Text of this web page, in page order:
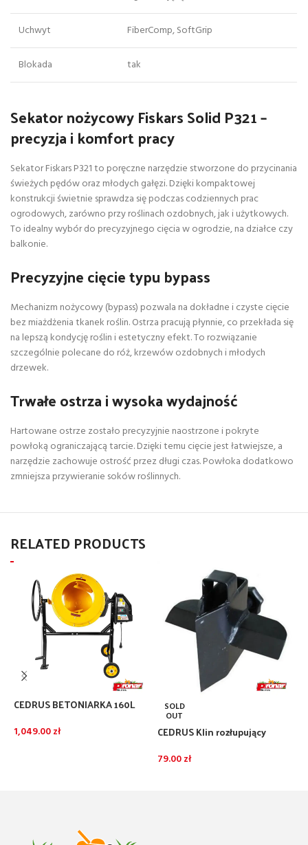
Uchwyt FiberComp, SoftGrip
Blokada tak
Sekator nożycowy Fiskars Solid P321 –
precyzja i komfort pracy
Sekator Fiskars P321 to poręczne narzędzie stworzone do przycinania
świeżych pędów oraz młodych gałęzi. Dzięki kompaktowej
konstrukcji świetnie sprawdza się podczas codziennych prac
ogrodowych, zarówno przy roślinach ozdobnych, jak i użytkowych.
To idealny wybór do precyzyjnego cięcia w ogrodzie, na działce czy
balkonie.
Precyzyjne cięcie typu bypass
Mechanizm nożycowy (bypass) pozwala na dokładne i czyste cięcie
bez miażdżenia tkanek roślin. Ostrza pracują płynnie, co przekłada się
na lepszą kondycję roślin i estetyczny efekt. To rozwiązanie
szczególnie polecane do róż, krzewów ozdobnych i młodych
drzewek.
Trwałe ostrza i wysoka wydajność
Hartowane ostrze zostało precyzyjnie naostrzone i pokryte
powłoką ograniczającą tarcie. Dzięki temu cięcie jest łatwiejsze, a
narzędzie zachowuje ostrość przez długi czas. Powłoka dodatkowo
zmniejsza przywieranie soków roślinnych.
RELATED PRODUCTS
CEDRUS BETONIARKA 160L
1,049.00zł
SOLD
OUT
CEDRUS Klin rozłupujący
79.00zł